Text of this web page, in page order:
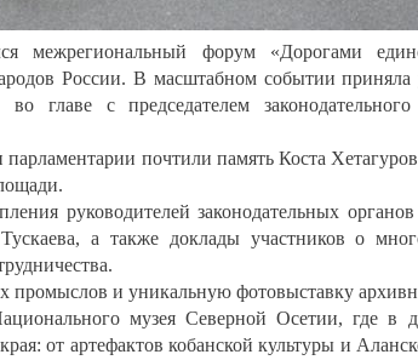
межрегиональный форум «Дорогами
России. В масштабном событии приняла
главе с председателем
почтили память Коста
руководителей законодательных
а также доклады участников о
промыслов и уникальную фотовыставку
музея Северной Осетии, где в
от артефактов кобанской культуры и